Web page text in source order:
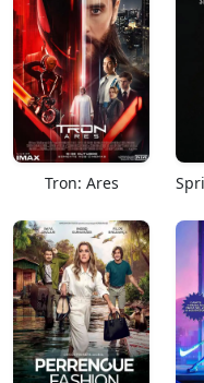
Tron: Ares